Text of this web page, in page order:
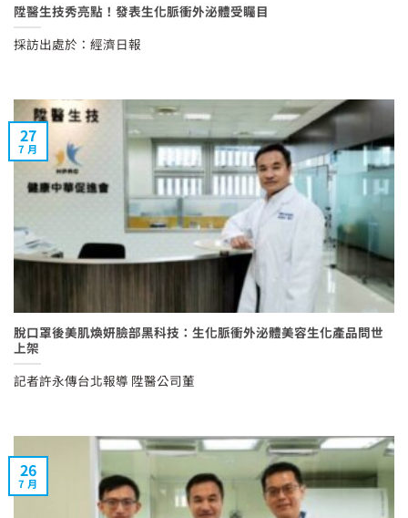
陞醫生技秀亮點！發表生化脈衝外泌體受矚目
採訪出處於：經濟日報
脫口罩後美肌煥妍臉部黑科技：生化脈衝外泌體美容生化產品問世
上架
記者許永傳台北報導 陞醫公司董
27
7 月
26
7 月